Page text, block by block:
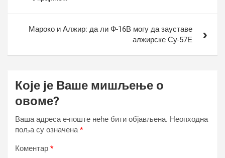
Мароко и Алжир: да ли Ф-16В могу да зауставе
алжирске Су-57Е
Које је Ваше мишљење о
овоме?
Ваша адреса е-поште неће бити објављена. Неопходна
поља су означена*
Коментар *